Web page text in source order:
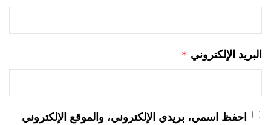
البريد الإلكتروني *
احفظ اسمي، بريدي الإلكتروني، والموقع الإلكتروني